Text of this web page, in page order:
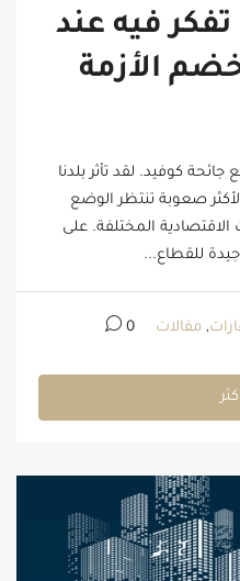
فيه عند
الأزمة
كوفيد. لقد تأثر بلدنا
صعوبة تنتظر الوضع
الاقتصادية المختلفة. على
للقطاع...
, مقالات 0